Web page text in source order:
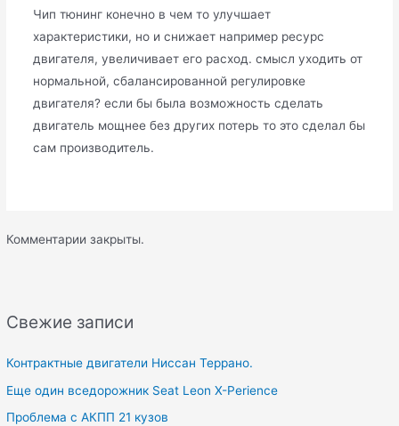
Свежие записи
Контрактные двигатели Ниссан Террано.
Еще один вседорожник Seat Leon X-Perience
Проблема с АКПП 21 кузов
Чип тюнинг конечно в чем то улучшает
характеристики, но и снижает например ресурс
двигателя, увеличивает его расход. смысл уходить от
нормальной, сбалансированной регулировке
двигателя? если бы была возможность сделать
двигатель мощнее без других потерь то это сделал бы
сам производитель.
Комментарии закрыты.